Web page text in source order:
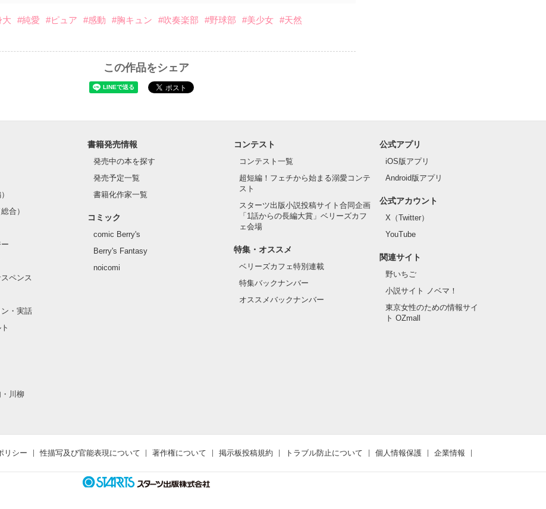
大 #純愛 #ピュア #感動 #胸キュン #吹奏楽部 #野球部 #美少女 #天然
この作品をシェア
合）
ペンス
ン・実話
川柳
書籍発売情報
発売中の本を探す
発売予定一覧
書籍化作家一覧
コミック
comic Berry's
Berry's Fantasy
noicomi
コンテスト
コンテスト一覧
超短編！フェチから始まる溺愛コンテ
スト
スターツ出版小説投稿サイト合同企画
「1話からの長編大賞」ベリーズカフ
ェ会場
特集・オススメ
ベリーズカフェ特別連載
特集バックナンバー
オススメバックナンバー
公式アプリ
iOS版アプリ
Android版アプリ
公式アカウント
X（Twitter）
YouTube
関連サイト
野いちご
小説サイト ノベマ！
東京女性のための情報サイ
ト OZmall
リシー 性描写及び官能表現について 著作権について 掲示板投稿規約 トラブル防止について 個人情報保護 企業情報